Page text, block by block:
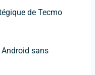
de Tecmo
Android sans